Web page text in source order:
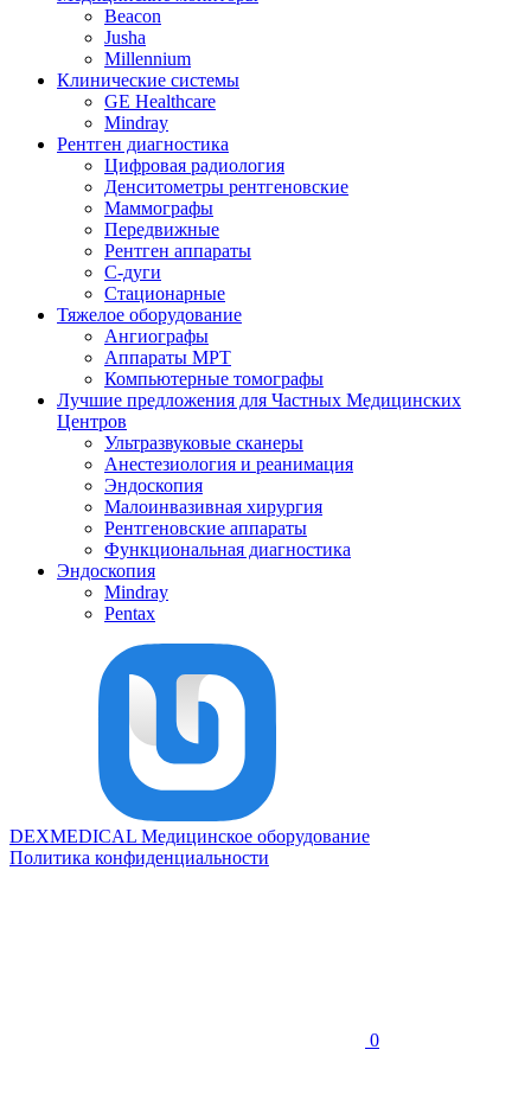
Beacon
Jusha
Millennium
Клинические системы
GE Healthcare
Mindray
Рентген диагностика
Цифровая радиология
Денситометры рентгеновские
Маммографы
Передвижные
Рентген аппараты
С-дуги
Стационарные
Тяжелое оборудование
Ангиографы
Аппараты МРТ
Компьютерные томографы
Лучшие предложения для Частных Медицинских
Центров
Ультразвуковые сканеры
Анестезиология и реанимация
Эндоскопия
Малоинвазивная хирургия
Рентгеновские аппараты
Функциональная диагностика
Эндоскопия
Mindray
Pentax
DEXMEDICAL Медицинское оборудование
Политика конфиденциальности
0